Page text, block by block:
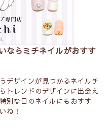
ならミチネイルがおすす
デザインが見つかるネイルチ
トレンドのデザインに出会え
別な日のネイルにもおすす
ね！